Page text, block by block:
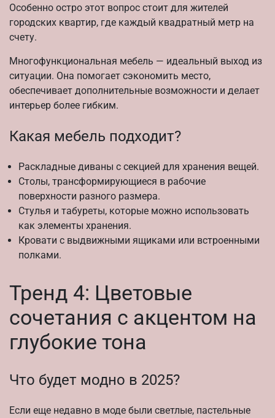
Особенно остро этот вопрос стоит для жителей
городских квартир, где каждый квадратный метр на
счету.
Многофункциональная мебель — идеальный выход из
ситуации. Она помогает сэкономить место,
обеспечивает дополнительные возможности и делает
интерьер более гибким.
Какая мебель подходит?
Раскладные диваны с секцией для хранения вещей.
Столы, трансформирующиеся в рабочие
поверхности разного размера.
Стулья и табуреты, которые можно использовать
как элементы хранения.
Кровати с выдвижными ящиками или встроенными
полками.
Тренд 4: Цветовые
сочетания с акцентом на
глубокие тона
Что будет модно в 2025?
Если еще недавно в моде были светлые, пастельные